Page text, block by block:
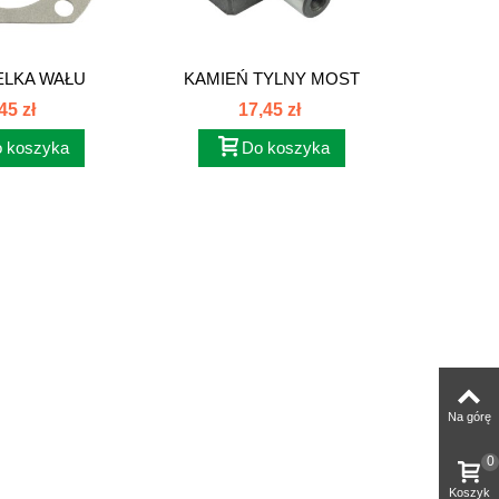
WAŁU
zł
koszyka
KAMIEŃ TYLNY MOST
80153037
17,45 zł
Do koszyka
Na górę
Koszyk
0